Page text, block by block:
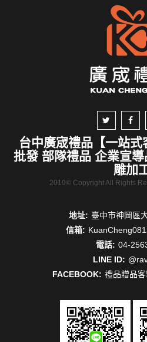
台中廣宬禮品【一站
批發 部隊禮品 企業宣
雕加
2019© Copyright All Rights
地址: 臺中市神岡區
信箱:
電話: 04-
LINE ID:
FACEBOOK: 禮品贈品